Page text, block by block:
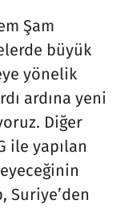
Şam
büyük
yönelik
ardına yeni
Diğer
ile yapılan
Suriye’den